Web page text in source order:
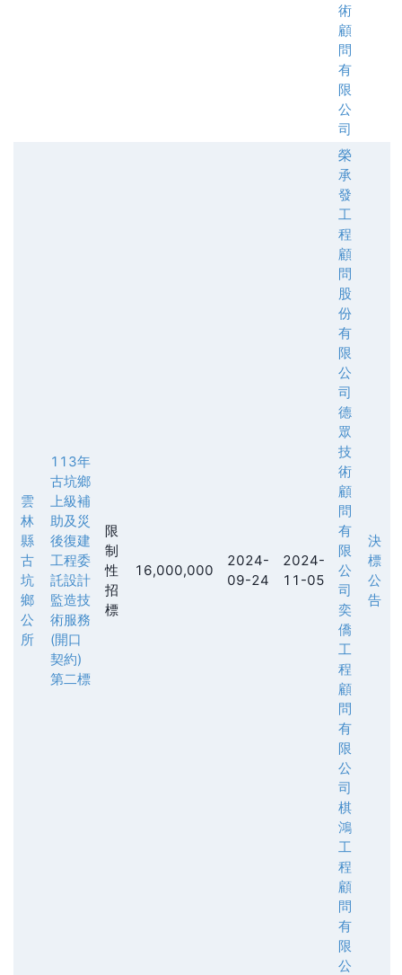
術
顧
問
有
限
公
司
雲
林
縣
古
坑
鄉
公
所
113年
古坑鄉
上級補
助及災
後復建
工程委
託設計
監造技
術服務
(開口
契約)
第二標
限
制
性
招
標
16,000,000
2024-
09-24
2024-
11-05
榮
承
發
工
程
顧
問
股
份
有
限
公
司
德
眾
技
術
顧
問
有
限
公
司
奕
僑
工
程
顧
問
有
限
公
司
棋
鴻
工
程
顧
問
有
限
公
決
標
公
告